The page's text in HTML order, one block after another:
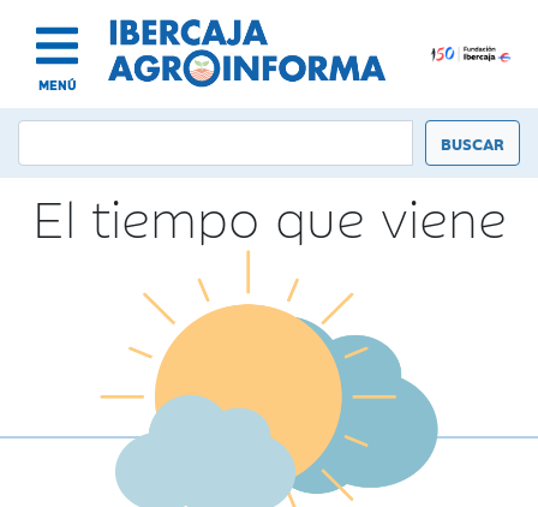
MENÚ
El tiempo que viene